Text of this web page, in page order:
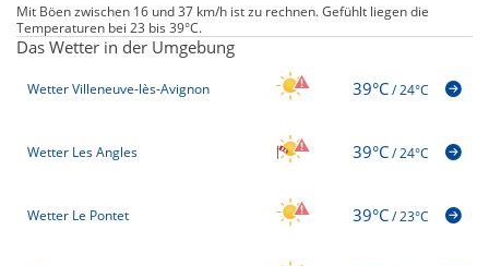
Mit Böen zwischen 16 und 37 km/h ist zu rechnen. Gefühlt liegen die
Temperaturen bei 23 bis 39°C.
Das Wetter in der Umgebung
Wetter Villeneuve-lès-Avignon 39°C/24°C
Wetter Les Angles 39°C/24°C
Wetter Le Pontet 39°C/23°C